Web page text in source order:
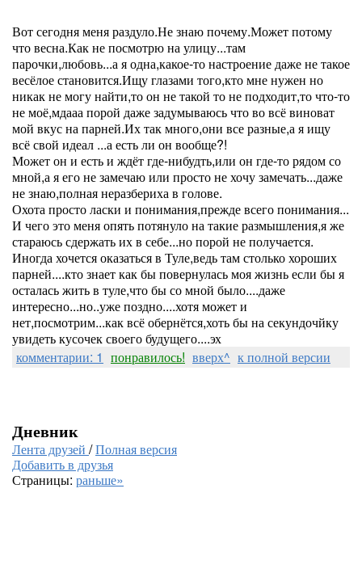
Вот сегодня меня раздуло.Не знаю почему.Может потому
что весна.Как не посмотрю на улицу...там
парочки,любовь...а я одна,какое-то настроение даже не такое
весёлое становится.Ищу глазами того,кто мне нужен но
никак не могу найти,то он не такой то не подходит,то что-то
не моё,мдааа порой даже задумываюсь что во всё виноват
мой вкус на парней.Их так много,они все разные,а я ищу
всё свой идеал ...а есть ли он вообще?!
Может он и есть и ждёт где-нибудть,или он где-то рядом со
мной,а я его не замечаю или просто не хочу замечать...даже
не знаю,полная неразбериха в голове.
Охота просто ласки и понимания,прежде всего понимания...
И чего это меня опять потянуло на такие размышления,я же
стараюсь сдержать их в себе...но порой не получается.
Иногда хочется оказаться в Туле,ведь там столько хороших
парней....кто знает как бы повернулась моя жизнь если бы я
осталась жить в туле,что бы со мной было....даже
интересно...но..уже поздно....хотя может и
нет,посмотрим...как всё обернётся,хоть бы на секундочйку
увидеть кусочек своего будущего....эх
комментарии: 1 понравилось! вверх^ к полной версии
Дневник
Лента друзей /Полная версия
Добавить в друзья
Страницы: раньше»